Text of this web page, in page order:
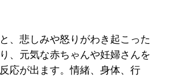
、悲しみや怒りがわき起こった
、元気な赤ちゃんや妊婦さんを
応が出ます。情緒、身体、行